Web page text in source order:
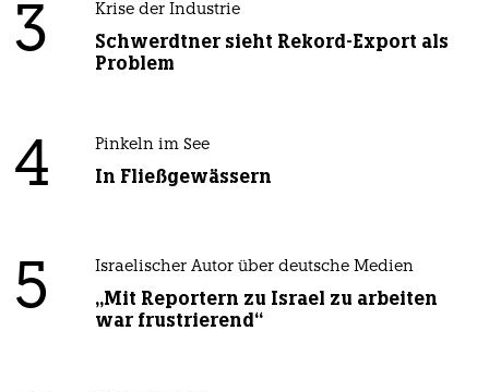
3 Krise der Industrie
Schwerdtner sieht Rekord-Export als
Problem
4 Pinkeln im See
In Fließgewässern
5 Israelischer Autor über deutsche Medien
„Mit Reportern zu Israel zu arbeiten
war frustrierend“